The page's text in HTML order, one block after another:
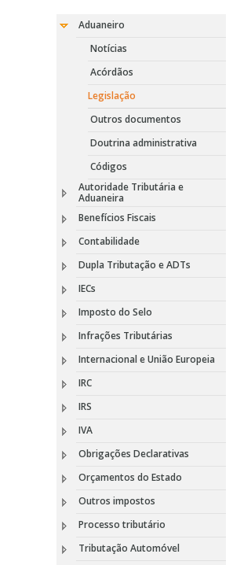
Aduaneiro
Notícias
Acórdãos
Legislação
Outros documentos
Doutrina administrativa
Códigos
Autoridade Tributária e
Aduaneira
Benefícios Fiscais
Contabilidade
Dupla Tributação e ADTs
IECs
Imposto do Selo
Infrações Tributárias
Internacional e União Europeia
IRC
IRS
IVA
Obrigações Declarativas
Orçamentos do Estado
Outros impostos
Processo tributário
Tributação Automóvel